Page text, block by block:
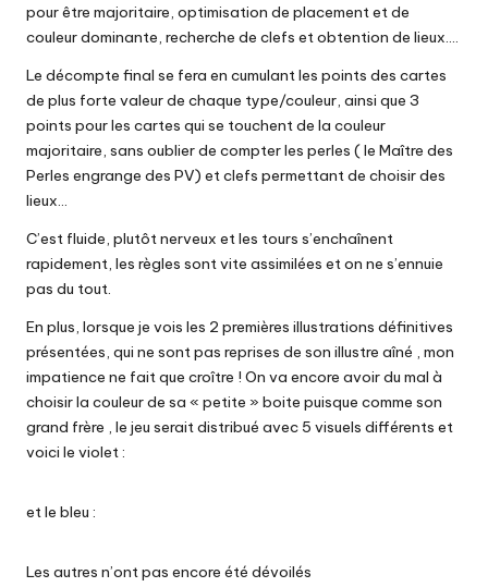
pour être majoritaire, optimisation de placement et de
couleur dominante, recherche de clefs et obtention de lieux….
Le décompte final se fera en cumulant les points des cartes
de plus forte valeur de chaque type/couleur, ainsi que 3
points pour les cartes qui se touchent de la couleur
majoritaire, sans oublier de compter les perles ( le Maître des
Perles engrange des PV) et clefs permettant de choisir des
lieux…
C’est fluide, plutôt nerveux et les tours s’enchaînent
rapidement, les règles sont vite assimilées et on ne s’ennuie
pas du tout.
En plus, lorsque je vois les 2 premières illustrations définitives
présentées, qui ne sont pas reprises de son illustre aîné , mon
impatience ne fait que croître ! On va encore avoir du mal à
choisir la couleur de sa « petite » boite puisque comme son
grand frère , le jeu serait distribué avec 5 visuels différents et
voici le violet :
et le bleu :
Les autres n’ont pas encore été dévoilés